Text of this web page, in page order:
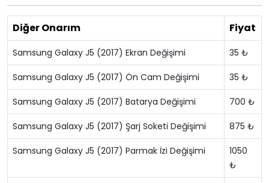
Diğer Onarım Fiyat
Samsung Galaxy J5 (2017) Ekran Değişimi 35 ₺
Samsung Galaxy J5 (2017) Ön Cam Değişimi 35 ₺
Samsung Galaxy J5 (2017) Batarya Değişimi 700 ₺
Samsung Galaxy J5 (2017) Şarj Soketi Değişimi 875 ₺
Samsung Galaxy J5 (2017) Parmak İzi Değişimi
1050
₺